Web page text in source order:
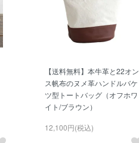
【送料無料】本牛革と22オン
ス帆布のヌメ革ハンドルバケ
ツ型トートバッグ（オフホワ
イト/ブラウン）
12,100円(税込)